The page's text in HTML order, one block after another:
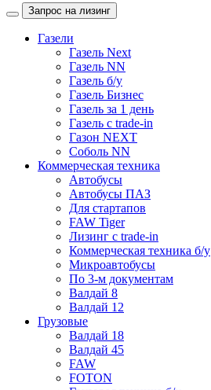
Запрос на лизинг
Газели
Газель Next
Газель NN
Газель б/у
Газель Бизнес
Газель за 1 день
Газель с trade-in
Газон NEXT
Соболь NN
Коммерческая техника
Автобусы
Автобусы ПАЗ
Для стартапов
FAW Tiger
Лизинг с trade-in
Коммерческая техника б/у
Микроавтобусы
По 3-м документам
Валдай 8
Валдай 12
Грузовые
Валдай 18
Валдай 45
FAW
FOTON